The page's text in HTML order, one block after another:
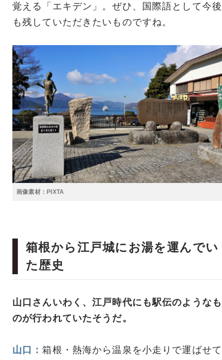
覚える「エキデン」。ぜひ、国際語として今後
も残していただきたいものですね。
画像素材：PIXTA
箱根から江戸城にお湯を運んでい
た歴史
山口さんいわく、江戸時代にも駅伝のようなも
のが行われていたそうだ。
山口：箱根・熱海から温泉を小走りで運ばせて